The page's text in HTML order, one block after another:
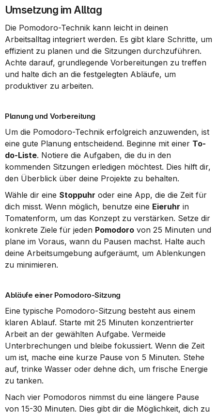
Umsetzung im Alltag
Die Pomodoro-Technik kann leicht in deinen
Arbeitsalltag integriert werden. Es gibt klare Schritte, um
effizient zu planen und die Sitzungen durchzuführen.
Achte darauf, grundlegende Vorbereitungen zu treffen
und halte dich an die festgelegten Abläufe, um
produktiver zu arbeiten.
Planung und Vorbereitung
Um die Pomodoro-Technik erfolgreich anzuwenden, ist
eine gute Planung entscheidend. Beginne mit einer To-
do-Liste. Notiere die Aufgaben, die du in den
kommenden Sitzungen erledigen möchtest. Dies hilft dir,
den Überblick über deine Projekte zu behalten.
Wähle dir eine Stoppuhr oder eine App, die die Zeit für
dich misst. Wenn möglich, benutze eine Eieruhr in
Tomatenform, um das Konzept zu verstärken. Setze dir
konkrete Ziele für jeden Pomodoro von 25 Minuten und
plane im Voraus, wann du Pausen machst. Halte auch
deine Arbeitsumgebung aufgeräumt, um Ablenkungen
zu minimieren.
Abläufe einer Pomodoro-Sitzung
Eine typische Pomodoro-Sitzung besteht aus einem
klaren Ablauf. Starte mit 25 Minuten konzentrierter
Arbeit an der gewählten Aufgabe. Vermeide
Unterbrechungen und bleibe fokussiert. Wenn die Zeit
um ist, mache eine kurze Pause von 5 Minuten. Stehe
auf, trinke Wasser oder dehne dich, um frische Energie
zu tanken.
Nach vier Pomodoros nimmst du eine längere Pause
von 15-30 Minuten. Dies gibt dir die Möglichkeit, dich zu